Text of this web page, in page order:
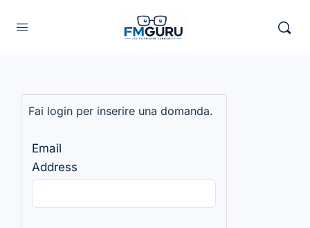
Fai login per inserire una domanda.
Email
Address